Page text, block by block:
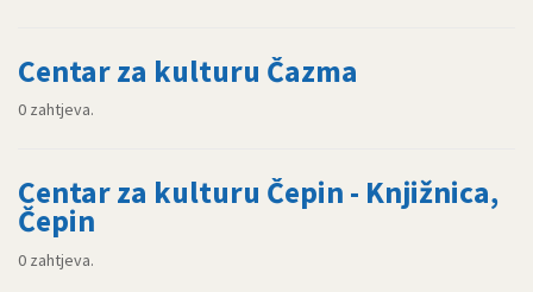
Centar za kulturu Čazma
0 zahtjeva.
Centar za kulturu Čepin - Knjižnica,
Čepin
0 zahtjeva.